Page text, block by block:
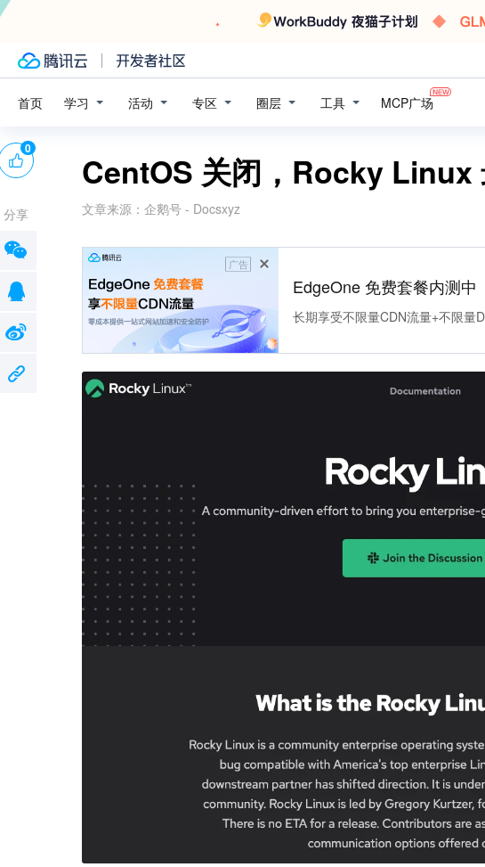
首页 学习 活动 专区 圈层 工具 MCP广场
CentOS 关闭，Rocky Linux
文章来源： 企鹅号 - Docsxyz
广告
EdgeOne 免费套餐内测中
长期享受不限量CDN流量+不限量
0
分享